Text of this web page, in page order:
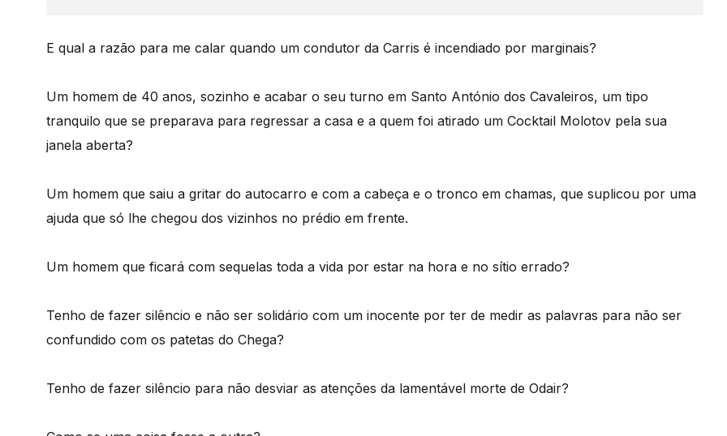
E qual a razão para me calar quando um condutor da Carris é incendiado por marginais?
Um homem de 40 anos, sozinho e acabar o seu turno em Santo António dos Cavaleiros, um tipo
tranquilo que se preparava para regressar a casa e a quem foi atirado um Cocktail Molotov pela sua
janela aberta?
Um homem que saiu a gritar do autocarro e com a cabeça e o tronco em chamas, que suplicou por uma
ajuda que só lhe chegou dos vizinhos no prédio em frente.
Um homem que ficará com sequelas toda a vida por estar na hora e no sítio errado?
Tenho de fazer silêncio e não ser solidário com um inocente por ter de medir as palavras para não ser
confundido com os patetas do Chega?
Tenho de fazer silêncio para não desviar as atenções da lamentável morte de Odair?